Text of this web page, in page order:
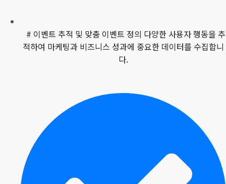
# 이벤트 추적 및 맞춤 이벤트 정의 다양한 사용자 행동을 추
적하여 마케팅과 비즈니스 성과에 중요한 데이터를 수집합니
다.